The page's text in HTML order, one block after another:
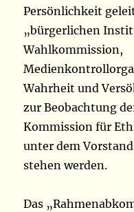
Persönlichkeit
„bürgerlichen
Wahlkommission,
Wahrheit und
zur Beobachtung
Kommission für
unter dem
stehen werden.
Das